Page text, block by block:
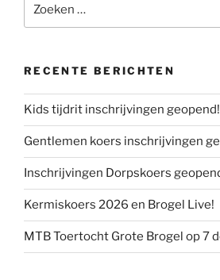
naar:
RECENTE BERICHTEN
Kids tijdrit inschrijvingen geopend!
Gentlemen koers inschrijvingen
Inschrijvingen Dorpskoers
Kermiskoers 2026 en Brogel Live!
MTB Toertocht Grote Brogel op 7